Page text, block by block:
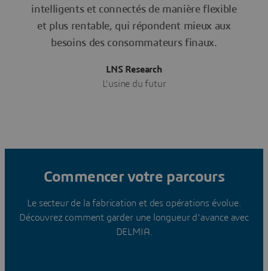
intelligents et connectés de manière flexible
et plus rentable, qui répondent mieux aux
besoins des consommateurs finaux.
LNS Research
L'usine du futur
Commencer votre parcours
Le secteur de la fabrication et des opérations évolue.
Découvrez comment garder une longueur d'avance avec
DELMIA.